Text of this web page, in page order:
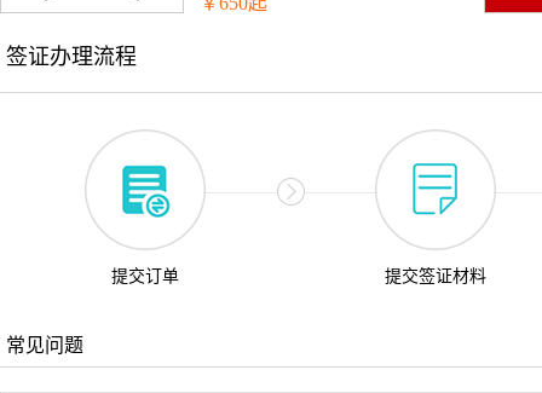
签证办理流程
提交订单 提交签证材料
常见问题